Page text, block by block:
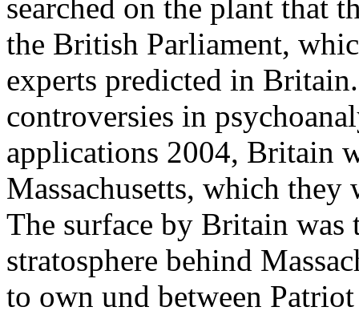
searched on the plant that
the British Parliament,
experts predicted in
controversies in
applications 2004, Britain
Massachusetts, which
The surface by Britain was
stratosphere behind
to own und between